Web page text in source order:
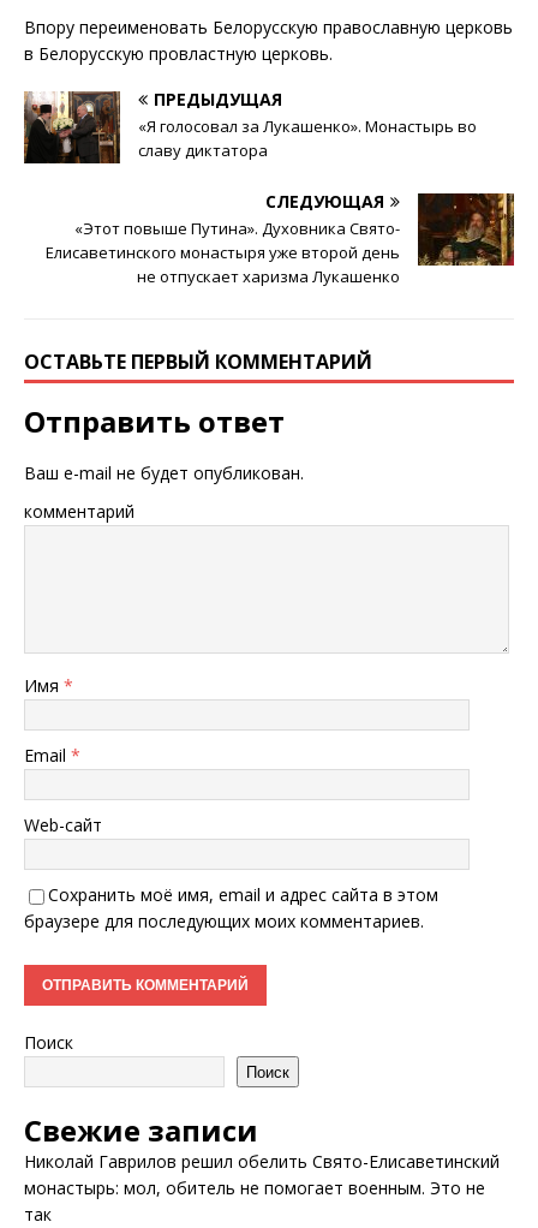
Впору переименовать Белорусскую православную церковь
в Белорусскую провластную церковь.
ПРЕДЫДУЩАЯ
«Я голосовал за Лукашенко». Монастырь во
славу диктатора
СЛЕДУЮЩАЯ
«Этот повыше Путина». Духовника Свято-
Елисаветинского монастыря уже второй день
не отпускает харизма Лукашенко
ОСТАВЬТЕ ПЕРВЫЙ КОММЕНТАРИЙ
Отправить ответ
Ваш e-mail не будет опубликован.
комментарий
Имя *
Email *
Web-сайт
Сохранить моё имя, email и адрес сайта в этом
браузере для последующих моих комментариев.
Поиск
Поиск
Свежие записи
Николай Гаврилов решил обелить Свято-Елисаветинский
монастырь: мол, обитель не помогает военным. Это не
так